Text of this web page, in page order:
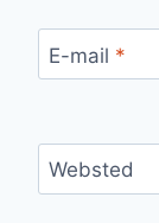
E-mail *
Websted